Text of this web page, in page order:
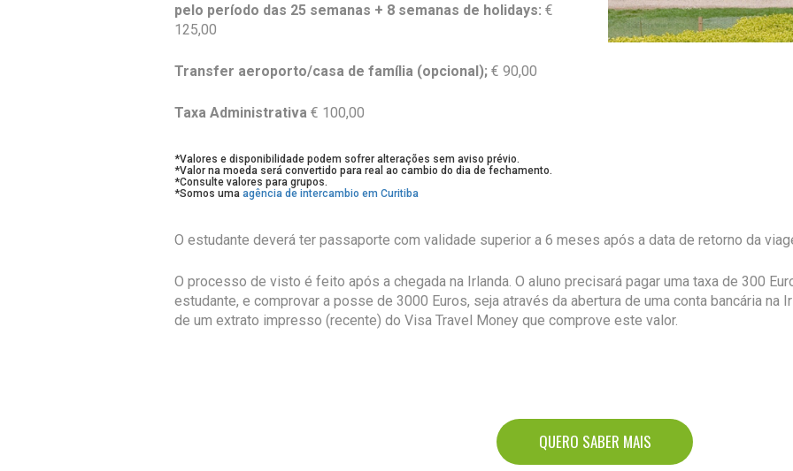
pelo período das 25 semanas + 8 semanas de holidays: €
125,00
Transfer aeroporto/casa de família (opcional); € 90,00
Taxa Administrativa € 100,00
*Valores e disponibilidade podem sofrer alterações sem aviso prévio.
*Valor na moeda será convertido para real ao cambio do dia de fechamento.
*Consulte valores para grupos.
*Somos uma agência de intercambio em Curitiba
O estudante deverá ter passaporte com validade superior a 6 meses após a data de retorno da
O processo de visto é feito após a chegada na Irlanda. O aluno precisará pagar uma taxa de 300
estudante, e comprovar a posse de 3000 Euros, seja através da abertura de uma conta bancária na
de um extrato impresso (recente) do Visa Travel Money que comprove este valor.
QUERO SABER MAIS